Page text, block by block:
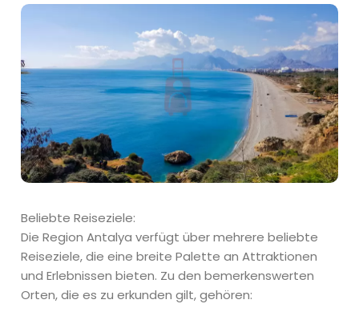
Beliebte Reiseziele:
Die Region Antalya verfügt über mehrere beliebte
Reiseziele, die eine breite Palette an Attraktionen
und Erlebnissen bieten. Zu den bemerkenswerten
Orten, die es zu erkunden gilt, gehören: